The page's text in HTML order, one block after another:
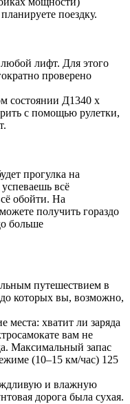
поездку.
любой лифт. Для этого
проверено
состоянии Д1340 х
с помощью рулетки,
прогулка на
всё
обойти. На
получить гораздо
больше
путешествием в
которых вы, возможно,
места: хватит ли заряда
вам не
Максимальный запас
(10–15 км/час) 125
и влажную
дорога была сухая.